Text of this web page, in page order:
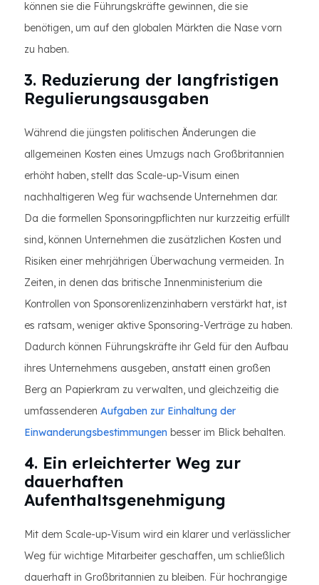
können sie die Führungskräfte gewinnen, die sie
benötigen, um auf den globalen Märkten die Nase vorn
zu haben.
3. Reduzierung der langfristigen
Regulierungsausgaben
Während die jüngsten politischen Änderungen die
allgemeinen Kosten eines Umzugs nach Großbritannien
erhöht haben, stellt das Scale-up-Visum einen
nachhaltigeren Weg für wachsende Unternehmen dar.
Da die formellen Sponsoringpflichten nur kurzzeitig erfüllt
sind, können Unternehmen die zusätzlichen Kosten und
Risiken einer mehrjährigen Überwachung vermeiden. In
Zeiten, in denen das britische Innenministerium die
Kontrollen von Sponsorenlizenzinhabern verstärkt hat, ist
es ratsam, weniger aktive Sponsoring-Verträge zu haben.
Dadurch können Führungskräfte ihr Geld für den Aufbau
ihres Unternehmens ausgeben, anstatt einen großen
Berg an Papierkram zu verwalten, und gleichzeitig die
umfassenderen Aufgaben zur Einhaltung der
Einwanderungsbestimmungen besser im Blick behalten.
4. Ein erleichterter Weg zur
dauerhaften
Aufenthaltsgenehmigung
Mit dem Scale-up-Visum wird ein klarer und verlässlicher
Weg für wichtige Mitarbeiter geschaffen, um schließlich
dauerhaft in Großbritannien zu bleiben. Für hochrangige